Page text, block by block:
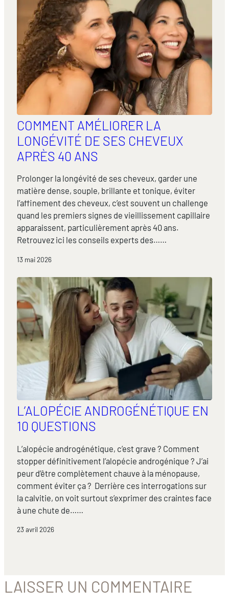
COMMENT AMÉLIORER LA
LONGÉVITÉ DE SES CHEVEUX
APRÈS 40 ANS
Prolonger la longévité de ses cheveux, garder une
matière dense, souple, brillante et tonique, éviter
l’affinement des cheveux, c’est souvent un challenge
quand les premiers signes de vieillissement capillaire
apparaissent, particulièrement après 40 ans.
Retrouvez ici les conseils experts des……
13 mai 2026
L’ALOPÉCIE ANDROGÉNÉTIQUE EN
10 QUESTIONS
L’alopécie androgénétique, c’est grave ? Comment
stopper définitivement l’alopécie androgénique ? J’ai
peur d’être complètement chauve à la ménopause,
comment éviter ça ? Derrière ces interrogations sur
la calvitie, on voit surtout s’exprimer des craintes face
à une chute de……
23 avril 2026
LAISSER UN COMMENTAIRE